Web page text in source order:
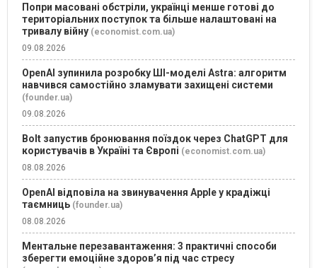
Попри масовані обстріли, українці менше готові до
територіальних поступок та більше налаштовані на
тривалу війну (economist.com.ua)
09.08.2026
OpenAI зупинила розробку ШІ-моделі Astra: алгоритм
навчився самостійно зламувати захищені системи
(founder.ua)
09.08.2026
Bolt запустив бронювання поїздок через ChatGPT для
користувачів в Україні та Європі (economist.com.ua)
08.08.2026
OpenAI відповіла на звинувачення Apple у крадіжці
таємниць (founder.ua)
08.08.2026
Ментальне перезавантаження: 3 практичні способи
зберегти емоційне здоров’я під час стресу